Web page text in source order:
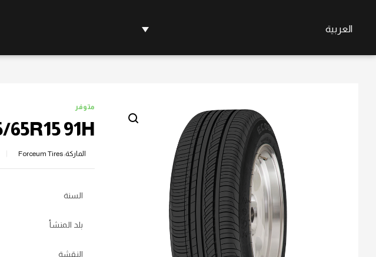
العربية
متوفر
65R15 91H
الماركة:Forceum Tires
السنة
بلد المنشأ
النقشة